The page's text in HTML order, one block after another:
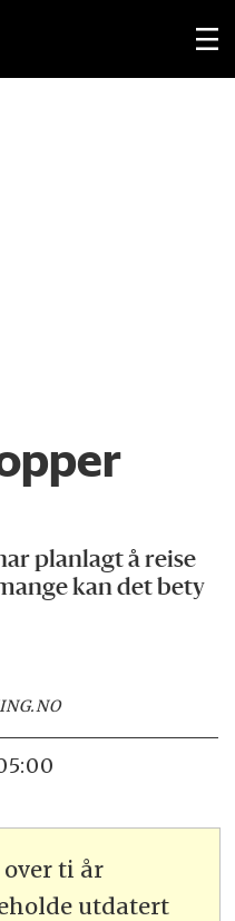
planlagt å reise
kan det bety
ti år
utdatert